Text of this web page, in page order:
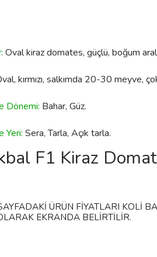
Oval kiraz domates, güçlü, boğum
kırmızı, salkımda 20-30 meyve,
Dönemi: Bahar, Güz.
Yeri: Sera, Tarla, Açık tarla.
ÜRÜN FİYATLARI KOLİ
EKRANDA BELİRTİLİR.